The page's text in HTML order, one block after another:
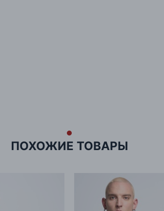
ПОХОЖИЕ ТОВАРЫ